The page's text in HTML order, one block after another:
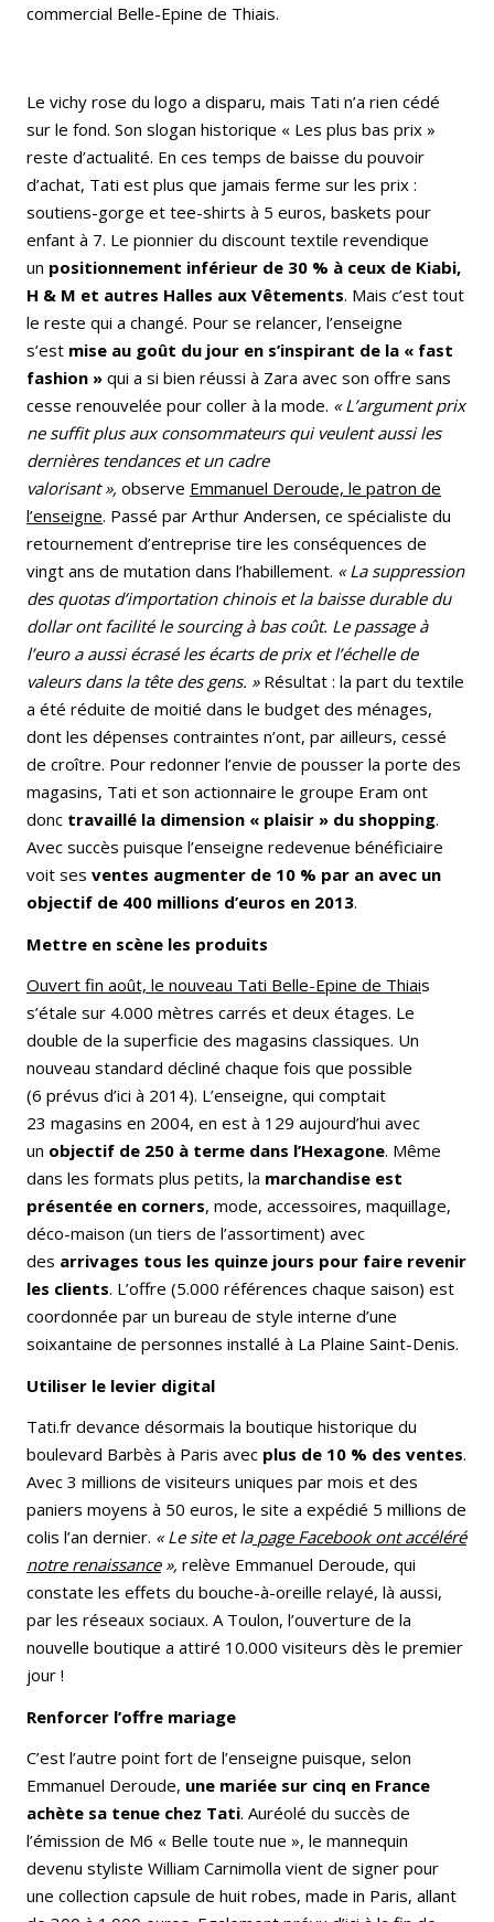
commercial Belle-Epine de Thiais.
Le vichy rose du logo a disparu, mais Tati n’a rien cédé
sur le fond. Son slogan historique « Les plus bas prix »
reste d’actualité. En ces temps de baisse du pouvoir
d’achat, Tati est plus que jamais ferme sur les prix :
soutiens-gorge et tee-shirts à 5 euros, baskets pour
enfant à 7. Le pionnier du discount textile revendique
un positionnement inférieur de 30 % à ceux de Kiabi,
H & M et autres Halles aux Vêtements. Mais c’est tout
le reste qui a changé. Pour se relancer, l’enseigne
s’est mise au goût du jour en s’inspirant de la « fast
fashion » qui a si bien réussi à Zara avec son offre sans
cesse renouvelée pour coller à la mode. « L’argument prix
ne suffit plus aux consommateurs qui veulent aussi les
dernières tendances et un cadre
valorisant », observe Emmanuel Deroude, le patron de
l’enseigne. Passé par Arthur Andersen, ce spécialiste du
retournement d’entreprise tire les conséquences de
vingt ans de mutation dans l’habillement. « La suppression
des quotas d’importation chinois et la baisse durable du
dollar ont facilité le sourcing à bas coût. Le passage à
l’euro a aussi écrasé les écarts de prix et l’échelle de
valeurs dans la tête des gens. »Résultat : la part du textile
a été réduite de moitié dans le budget des ménages,
dont les dépenses contraintes n’ont, par ailleurs, cessé
de croître. Pour redonner l’envie de pousser la porte des
magasins, Tati et son actionnaire le groupe Eram ont
donc travaillé la dimension « plaisir » du shopping.
Avec succès puisque l’enseigne redevenue bénéficiaire
voit ses ventes augmenter de 10 % par an avec un
objectif de 400 millions d’euros en 2013.
Mettre en scène les produits
Ouvert fin août, le nouveau Tati Belle-Epine de Thiais
s’étale sur 4.000 mètres carrés et deux étages. Le
double de la superficie des magasins classiques. Un
nouveau standard décliné chaque fois que possible
(6 prévus d’ici à 2014). L’enseigne, qui comptait
23 magasins en 2004, en est à 129 aujourd’hui avec
un objectif de 250 à terme dans l’Hexagone. Même
dans les formats plus petits, la marchandise est
présentée en corners, mode, accessoires, maquillage,
déco-maison (un tiers de l’assortiment) avec
des arrivages tous les quinze jours pour faire revenir
les clients. L’offre (5.000 références chaque saison) est
coordonnée par un bureau de style interne d’une
soixantaine de personnes installé à La Plaine Saint-Denis.
Utiliser le levier digital
Tati.fr devance désormais la boutique historique du
boulevard Barbès à Paris avec plus de 10 % des ventes.
Avec 3 millions de visiteurs uniques par mois et des
paniers moyens à 50 euros, le site a expédié 5 millions de
colis l’an dernier. « Le site et la page Facebook ont accéléré
notre renaissance», relève Emmanuel Deroude, qui
constate les effets du bouche-à-oreille relayé, là aussi,
par les réseaux sociaux. A Toulon, l’ouverture de la
nouvelle boutique a attiré 10.000 visiteurs dès le premier
jour !
Renforcer l’offre mariage
C’est l’autre point fort de l’enseigne puisque, selon
Emmanuel Deroude, une mariée sur cinq en France
achète sa tenue chez Tati. Auréolé du succès de
l’émission de M6 « Belle toute nue », le mannequin
devenu styliste William Carnimolla vient de signer pour
une collection capsule de huit robes, made in Paris, allant